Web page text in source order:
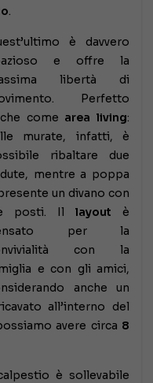
.
è davvero
e offre la
libertà di
Perfetto
come area living:
murate, infatti, è
ribaltare due
mentre a poppa
un divano con
posti. Il layout è
per la
con la
e con gli amici,
anche un
all’interno del
avere circa 8
è sollevabile